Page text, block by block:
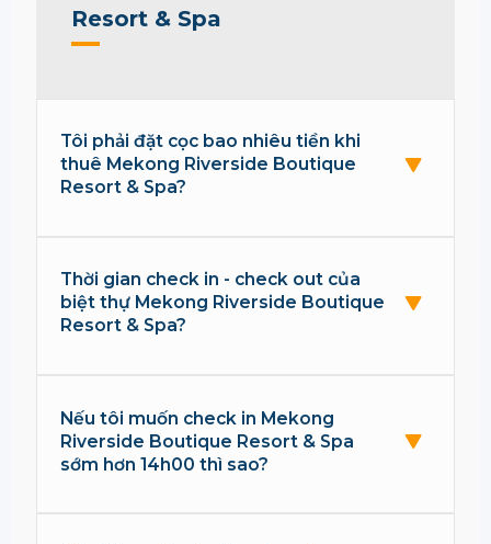
Resort & Spa
Tôi phải đặt cọc bao nhiêu tiền khi
thuê Mekong Riverside Boutique
Resort & Spa?
Thời gian check in - check out của
biệt thự Mekong Riverside Boutique
Resort & Spa?
Nếu tôi muốn check in Mekong
Riverside Boutique Resort & Spa
sớm hơn 14h00 thì sao?